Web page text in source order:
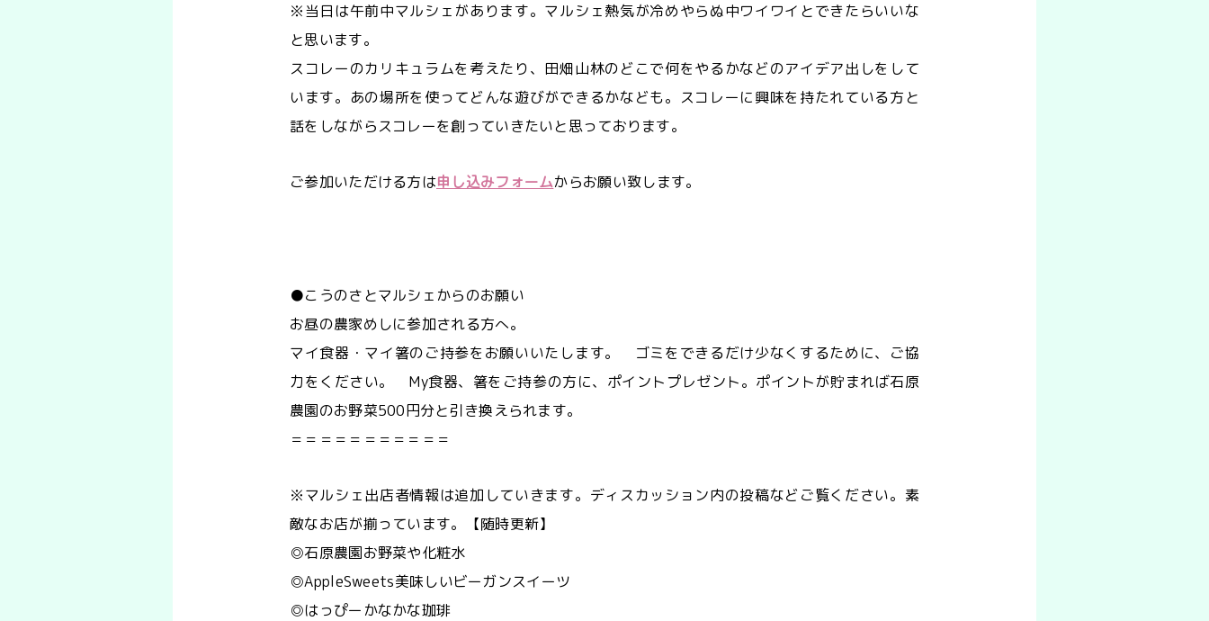
※当日は午前中マルシェがあります。マルシェ熱気が冷めやらぬ中ワイワイとできたらいいな
と思います。
スコレーのカリキュラムを考えたり、田畑山林のどこで何をやるかなどのアイデア出しをして
います。あの場所を使ってどんな遊びができるかなども。スコレーに興味を持たれている方と
話をしながらスコレーを創っていきたいと思っております。
ご参加いただける方は申し込みフォームからお願い致します。
●こうのさとマルシェからのお願い
お昼の農家めしに参加される方へ。
マイ食器・マイ箸のご持参をお願いいたします。 ゴミをできるだけ少なくするために、ご協
力をください。 My食器、箸をご持参の方に、ポイントプレゼント。ポイントが貯まれば石原
農園のお野菜500円分と引き換えられます。
＝＝＝＝＝＝＝＝＝＝＝
※マルシェ出店者情報は追加していきます。ディスカッション内の投稿などご覧ください。素
敵なお店が揃っています。【随時更新】
◎石原農園お野菜や化粧水
◎AppleSweets美味しいビーガンスイーツ
◎はっぴーかなかな珈琲